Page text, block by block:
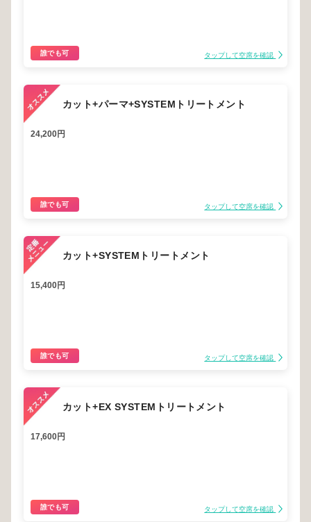
誰でも可 タップして空席を確認
カット+パーマ+SYSTEMトリートメント
24,200円
誰でも可 タップして空席を確認
カット+SYSTEMトリートメント
15,400円
誰でも可 タップして空席を確認
カット+EX SYSTEMトリートメント
17,600円
誰でも可 タップして空席を確認